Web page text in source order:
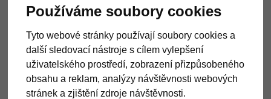
Používáme soubory cookies
Tyto webové stránky používají soubory cookies a
další sledovací nástroje s cílem vylepšení
uživatelského prostředí, zobrazení přizpůsobeného
obsahu a reklam, analýzy návštěvnosti webových
stránek a zjištění zdroje návštěvnosti.
Fotorámeček Lucas na 2
fotografie na výšku